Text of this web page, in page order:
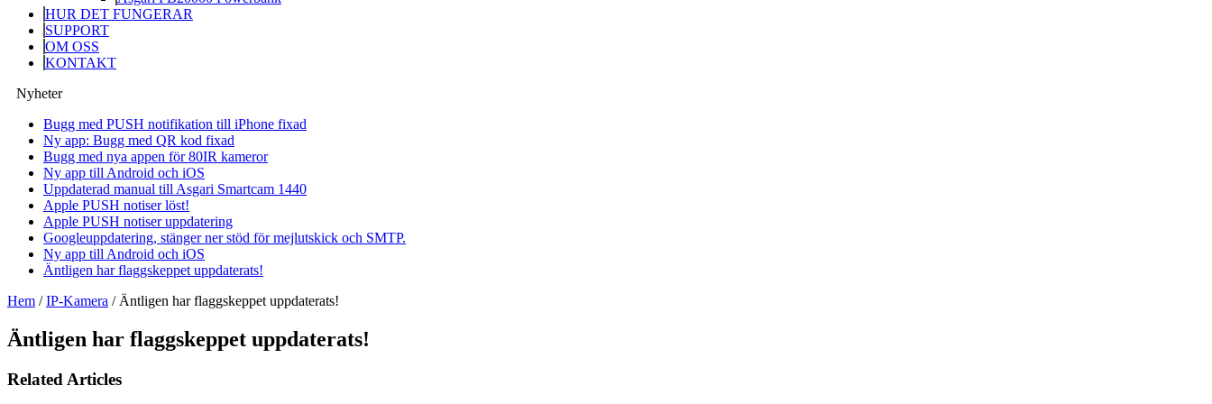
HUR DET FUNGERAR
SUPPORT
OM OSS
KONTAKT
Nyheter
Bugg med PUSH notifikation till iPhone fixad
Ny app: Bugg med QR kod fixad
Bugg med nya appen för 80IR kameror
Ny app till Android och iOS
Uppdaterad manual till Asgari Smartcam 1440
Apple PUSH notiser löst!
Apple PUSH notiser uppdatering
Googleuppdatering, stänger ner stöd för mejlutskick och SMTP.
Ny app till Android och iOS
Äntligen har flaggskeppet uppdaterats!
Hem / IP-Kamera / Äntligen har flaggskeppet uppdaterats!
Äntligen har flaggskeppet uppdaterats!
Related Articles